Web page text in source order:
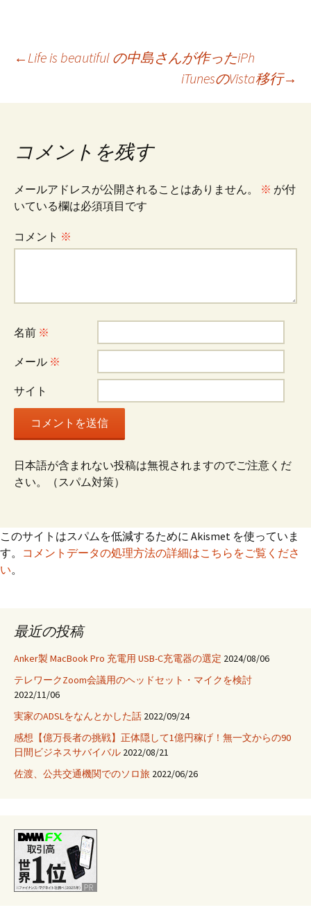
投
稿
ナ
ビ
ゲ
シ
ョ
ン
←Life is beautiful の中島さんが作ったiPh
iTunesのVista移行→
コメントを残す
メールアドレスが公開されることはありません。 ※ が付
いている欄は必須項目です
コメント ※
名前 ※
メール ※
サイト
日本語が含まれない投稿は無視されますのでご注意くだ
さい。（スパム対策）
このサイトはスパムを低減するために Akismet を使っていま
す。 コメントデータの処理方法の詳細はこちらをご覧くださ
い。
最近の投稿
Anker製 MacBook Pro 充電用 USB-C充電器の選定 2024/08/06
テレワークZoom会議用のヘッドセット・マイクを検討
2022/11/06
実家のADSLをなんとかした話 2022/09/24
感想【億万長者の挑戦】正体隠して1億円稼げ！無一文からの90
日間ビジネスサバイバル 2022/08/21
佐渡、公共交通機関でのソロ旅 2022/06/26